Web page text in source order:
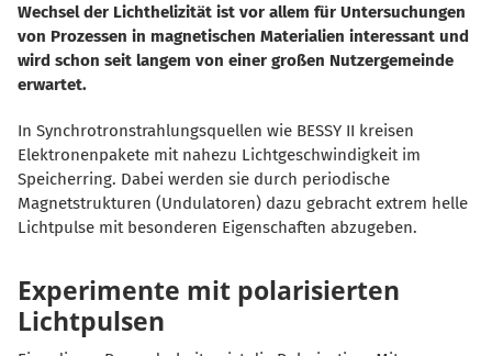
Wechsel der Lichthelizität ist vor allem für Untersuchungen
von Prozessen in magnetischen Materialien interessant und
wird schon seit langem von einer großen Nutzergemeinde
erwartet.
In Synchrotronstrahlungsquellen wie BESSY II kreisen
Elektronenpakete mit nahezu Lichtgeschwindigkeit im
Speicherring. Dabei werden sie durch periodische
Magnetstrukturen (Undulatoren) dazu gebracht extrem helle
Lichtpulse mit besonderen Eigenschaften abzugeben.
Experimente mit polarisierten
Lichtpulsen